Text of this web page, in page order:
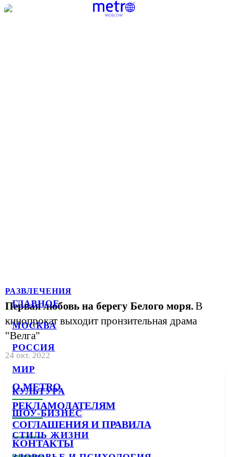
ГЛАВНОЕ
МОСКВА
РОССИЯ
МИР
КУЛЬТУРА
ШОУ-БИЗНЕС
СТИЛЬ ЖИЗНИ
РАЗВЛЕЧЕНИЯ
Первая любовь на берегу Белого моря.В
кинопрокат выходит пронзительная драма
"Велга"
24 окт. 2022
О METRO
РЕКЛАМОДАТЕЛЯМ
СОГЛАШЕНИЯ И ПРАВИЛА
КОНТАКТЫ